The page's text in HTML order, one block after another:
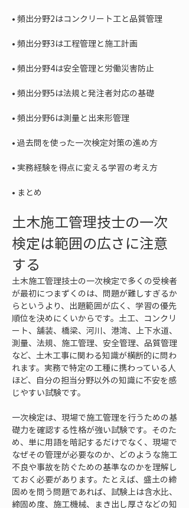
•
•
•
•
•
•
•
• まとめ
土木施工管理技士の一次
検定は範囲の広さに注意
する
土木施工管理技士の一次検定で多くの受検者
が最初につまずくのは、問題が難しすぎるか
らというより、出題範囲が広く、学習の優先
順位を決めにくいからです。土工、コンクリ
ート、舗装、橋梁、河川、港湾、上下水道、
測量、法規、施工管理、安全管理、品質管理
など、土木工事に関わる知識が横断的に問わ
れます。実務で特定の工種に携わっている人
ほど、自分の担当分野以外の知識に不安を感
じやすい試験です。
一次検定は、現場で施工管理を行うための基
礎力を確認する性格が強い試験です。そのた
め、単に用語を暗記するだけでなく、現場で
なぜその管理が必要なのか、どのような施工
不良や事故を防ぐための基準なのかを理解し
ておく必要があります。たとえば、盛土の締
固めを問う問題であれば、試験上は含水比、
締固め度、施工機械、まき出し厚さなどの知